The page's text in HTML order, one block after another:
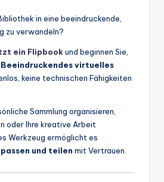
in eine beeindruckende,
zu verwandeln?
ein Flipbook und beginnen Sie,
Beeindruckendes virtuelles
keine technischen Fähigkeiten
Sammlung organisieren,
oder Ihre kreative Arbeit
Werkzeug ermöglicht es
und teilen mit Vertrauen.